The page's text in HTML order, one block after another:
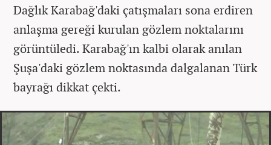
Dağlık Karabağ'daki çatışmaları sona erdiren
anlaşma gereği kurulan gözlem noktalarını
görüntüledi. Karabağ'ın kalbi olarak anılan
Şuşa'daki gözlem noktasında dalgalanan Türk
bayrağı dikkat çekti.